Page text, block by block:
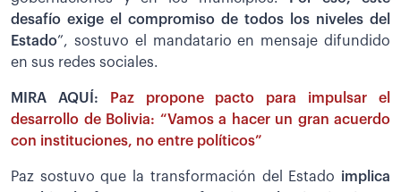
desafío exige el compromiso de todos los niveles del
Estado”, sostuvo el mandatario en mensaje difundido
en sus redes sociales.
MIRA AQUÍ:
Paz propone pacto para impulsar el
desarrollo de Bolivia: “Vamos a hacer un gran acuerdo
con instituciones, no entre políticos”
Paz sostuvo que la transformación del Estado implica